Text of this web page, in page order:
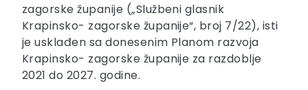
zagorske županije („Službeni glasnik
Krapinsko- zagorske županije“, broj 7/22), isti
je usklađen sa donesenim Planom razvoja
Krapinsko- zagorske županije za razdoblje
2021 do 2027. godine.